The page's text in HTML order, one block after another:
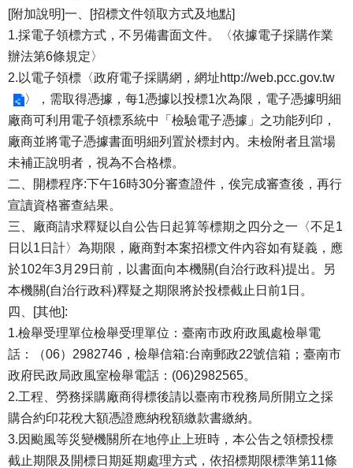
[附加說明]一、[招標文件領取方式及地點]
1.採電子領標方式，不另備書面文件。〈依據電子採購作業
辦法第6條規定〉
2.以電子領標〈政府電子採購網，網址http://web.pcc.gov.tw
〉，需取得憑據，每1憑據以投標1次為限，電子憑據明細
廠商可利用電子領標系統中「檢驗電子憑據」之功能列印，
廠商並將電子憑據書面明細列置於標封內。未檢附者且當場
未補正說明者，視為不合格標。
二、開標程序:下午16時30分審查證件，俟完成審查後，再行
宣讀資格審查結果。
三、廠商請求釋疑以自公告日起算等標期之四分之一〈不足1
日以1日計〉為期限，廠商對本案招標文件內容如有疑義，應
於102年3月29日前，以書面向本機關(自治行政科)提出。另
本機關(自治行政科)釋疑之期限將於投標截止日前1日。
四、[其他]:
1.檢舉受理單位檢舉受理單位：臺南市政府政風處檢舉電
話：（06）2982746，檢舉信箱:台南郵政22號信箱；臺南市
政府民政局政風室檢舉電話：(06)2982565。
2.工程、勞務採購廠商得標後請以臺南市稅務局所開立之採
購合約印花稅大額憑證應納稅額繳款書繳納。
3.因颱風等災變機關所在地停止上班時，本公告之領標投標
截止期限及開標日期延期處理方式，依招標期限標準第11條